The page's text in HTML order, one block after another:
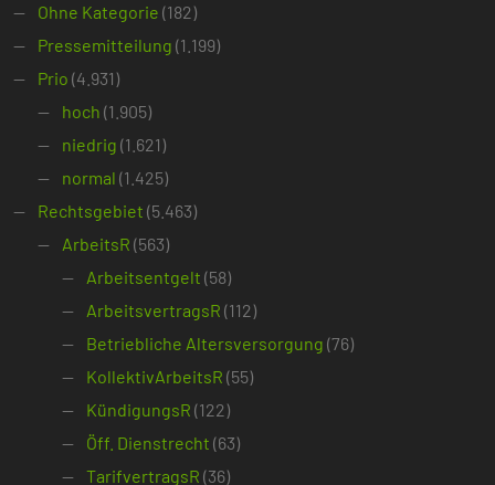
Ohne Kategorie (182)
Pressemitteilung (1.199)
Prio (4.931)
hoch (1.905)
niedrig (1.621)
normal (1.425)
Rechtsgebiet (5.463)
ArbeitsR (563)
Arbeitsentgelt (58)
ArbeitsvertragsR (112)
Betriebliche Altersversorgung (76)
KollektivArbeitsR (55)
KündigungsR (122)
Öff. Dienstrecht (63)
TarifvertragsR (36)